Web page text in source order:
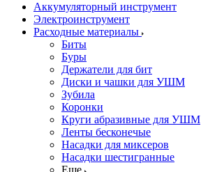
Аккумуляторный инструмент
Электроинструмент
Расходные материалы
Биты
Буры
Держатели для бит
Диски и чашки для УШМ
Зубила
Коронки
Круги абразивные для УШМ
Ленты бесконечые
Насадки для миксеров
Насадки шестигранные
Еще